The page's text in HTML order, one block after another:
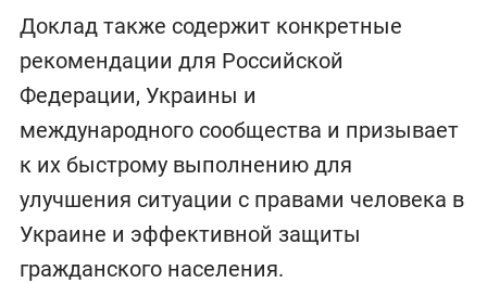
Доклад также содержит конкретные
рекомендации для Российской
Федерации, Украины и
международного сообщества и призывает
к их быстрому выполнению для
улучшения ситуации с правами человека в
Украине и эффективной защиты
гражданского населения.